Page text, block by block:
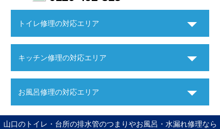
トイレ修理の対応エリア
キッチン修理の対応エリア
お風呂修理の対応エリア
山口のトイレ・台所の排水管のつまりやお風呂・水漏れ修理なら